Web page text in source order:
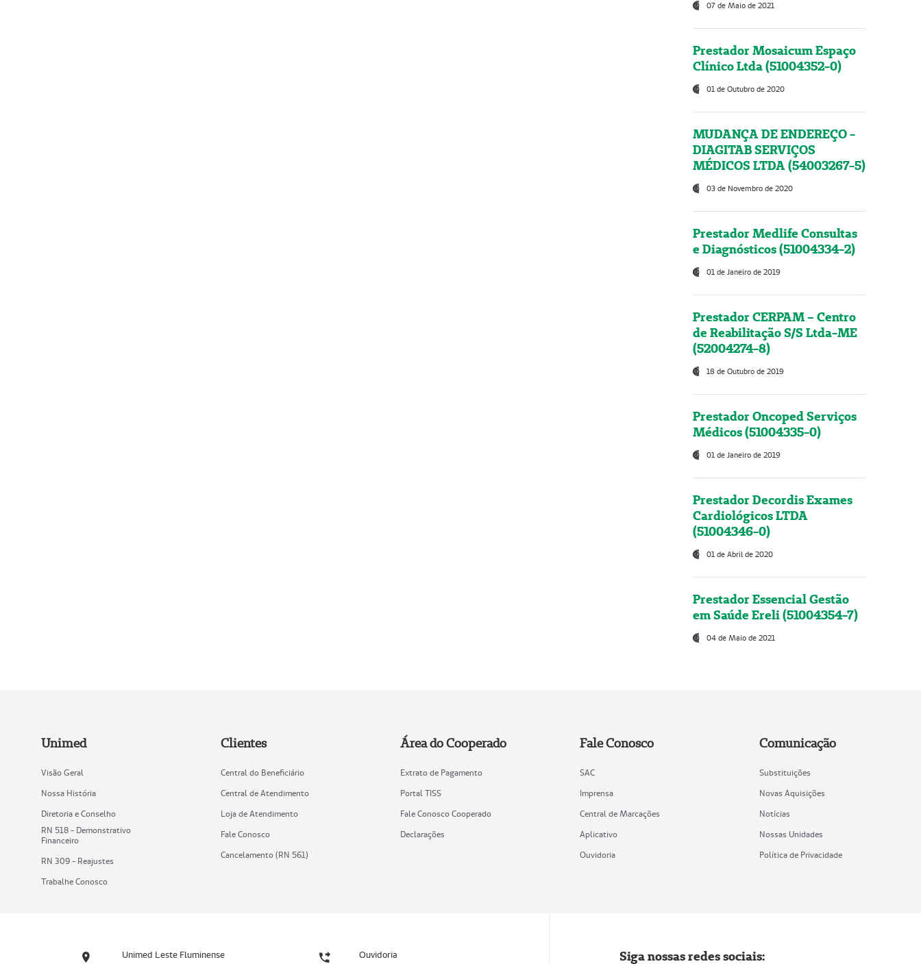
07 de Maio de 2021
Prestador Mosaicum Espaço
Clínico Ltda (51004352-0)
01 de Outubro de 2020
MUDANÇA DE ENDEREÇO -
DIAGITAB SERVIÇOS
MÉDICOS LTDA (54003267-5)
03 de Novembro de 2020
Prestador Medlife Consultas
e Diagnósticos (51004334-2)
01 de Janeiro de 2019
Prestador CERPAM – Centro
de Reabilitação S/S Ltda-ME
(52004274-8)
18 de Outubro de 2019
Prestador Oncoped Serviços
Médicos (51004335-0)
01 de Janeiro de 2019
Prestador Decordis Exames
Cardiológicos LTDA
(51004346-0)
01 de Abril de 2020
Prestador Essencial Gestão
em Saúde Ereli (51004354-7)
04 de Maio de 2021
Unimed
Visão Geral
Nossa História
Diretoria e Conselho
RN 518 - Demonstrativo
Financeiro
RN 309 - Reajustes
Trabalhe Conosco
Clientes
Central do Beneficiário
Central de Atendimento
Loja de Atendimento
Fale Conosco
Cancelamento (RN 561)
Área do Cooperado
Extrato de Pagamento
Portal TISS
Fale Conosco Cooperado
Declarações
Fale Conosco
SAC
Imprensa
Central de Marcações
Aplicativo
Ouvidoria
Comunicação
Substituições
Novas Aquisições
Notícias
Nossas Unidades
Política de Privacidade
Unimed Leste Fluminense Ouvidoria Siga nossas redes sociais: